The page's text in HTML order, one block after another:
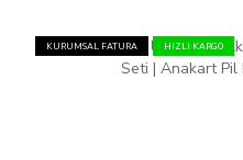
KURUMSAL FATURA HIZLI KARGO